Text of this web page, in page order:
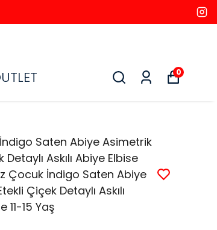
0
İndigo Saten Abiye Asimetrik
Detaylı Askılı Abiye Elbise
Çocuk İndigo Saten Abiye
Çiçek Detaylı Askılı
11-15 Yaş